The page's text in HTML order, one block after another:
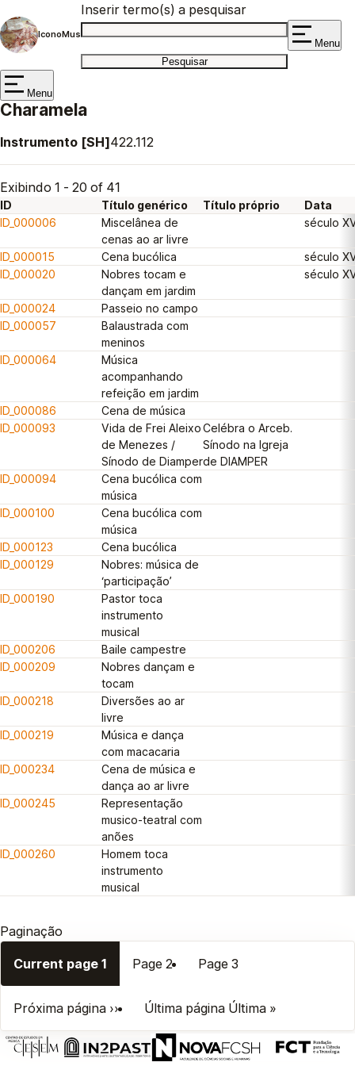
IconoMus
Inserir termo(s) a pesquisar
Menu
Menu
Charamela
Instrumento [SH]422.112
Exibindo 1 - 20 of 41
ID Título genérico Título próprio
Data
ID_000006
Miscelânea de
cenas ao ar livre
século
ID_000015 Cena bucólica
século
ID_000020
Nobres tocam e
dançam em jardim
século
ID_000024
Passeio no campo
ID_000057
Balaustrada com
meninos
ID_000064
Música
acompanhando
refeição em jardim
ID_000086
Cena de música
ID_000093
Vida de Frei Aleixo
de Menezes /
Sínodo de Diamper
Celébra o Arceb.
Sínodo na Igreja
de DIAMPER
ID_000094
Cena bucólica com
música
ID_000100
Cena bucólica com
música
ID_000123
Cena bucólica
ID_000129
Nobres: música de
‘participação’
ID_000190
Pastor toca
instrumento
musical
ID_000206
Baile campestre
ID_000209
Nobres dançam e
tocam
ID_000218
Diversões ao ar
livre
ID_000219
Música e dança
com macacaria
ID_000234
Cena de música e
dança ao ar livre
ID_000245
Representação
musico-teatral com
anões
ID_000260
Homem toca
instrumento
musical
Paginação
Current page 1 Page 2 Page 3
Próxima página ›› Última página Última »